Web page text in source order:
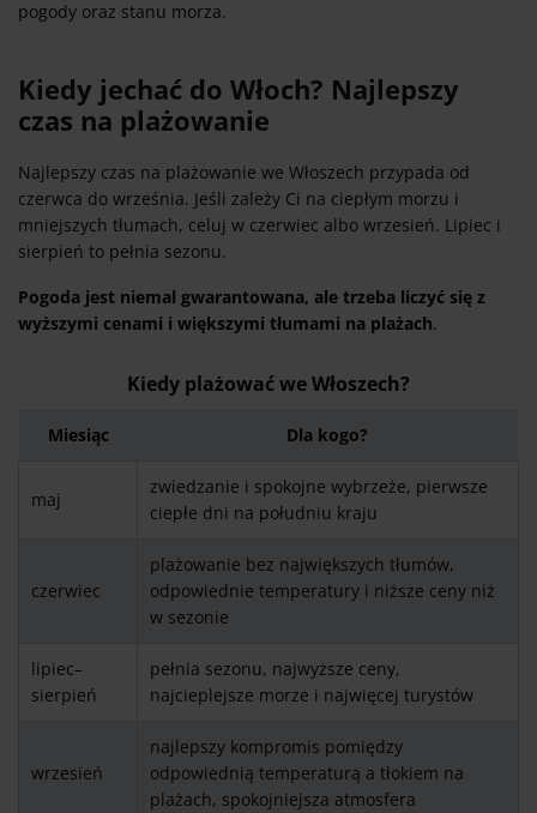
pogody oraz stanu morza.
Kiedy jechać do Włoch? Najlepszy
czas na plażowanie
Najlepszy czas na plażowanie we Włoszech przypada od
czerwca do września. Jeśli zależy Ci na ciepłym morzu i
mniejszych tłumach, celuj w czerwiec albo wrzesień. Lipiec i
sierpień to pełnia sezonu.
Pogoda jest niemal gwarantowana, ale trzeba liczyć się z
wyższymi cenami i większymi tłumami na plażach.
Kiedy plażować we Włoszech?
Miesiąc Dla kogo?
maj
zwiedzanie i spokojne wybrzeże, pierwsze
ciepłe dni na południu kraju
czerwiec
plażowanie bez największych tłumów,
odpowiednie temperatury i niższe ceny niż
w sezonie
lipiec–
sierpień
pełnia sezonu, najwyższe ceny,
najcieplejsze morze i najwięcej turystów
wrzesień
najlepszy kompromis pomiędzy
odpowiednią temperaturą a tłokiem na
plażach, spokojniejsza atmosfera